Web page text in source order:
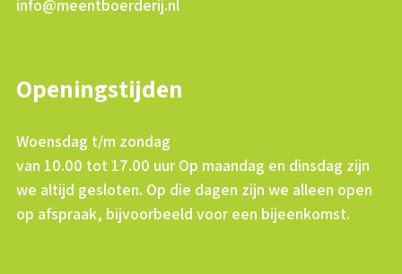
info@meentboerderij.nl
Openingstijden
Woensdag t/m zondag
van 10.00 tot 17.00 uur Op maandag en dinsdag zijn
we altijd gesloten. Op die dagen zijn we alleen open
op afspraak, bijvoorbeeld voor een bijeenkomst.